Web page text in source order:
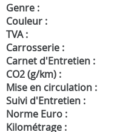
Genre :
Couleur :
TVA :
Carrosserie :
Carnet d'Entretien :
CO2 (g/km) :
Mise en circulation :
Suivi d'Entretien :
Norme Euro :
Kilométrage :